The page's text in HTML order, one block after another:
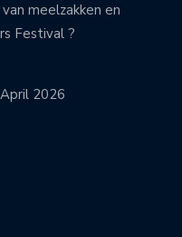
meelzakken en
Festival ?
2026